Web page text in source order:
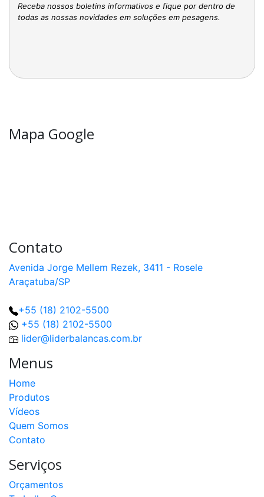
Receba nossos boletins informativos e fique por dentro de
todas as nossas novidades em soluções em pesagens.
Mapa Google
Contato
Avenida Jorge Mellem Rezek, 3411 - Rosele
Araçatuba/SP
+55 (18) 2102-5500
+55 (18) 2102-5500
lider@liderbalancas.com.br
Menus
Home
Produtos
Vídeos
Quem Somos
Contato
Serviços
Orçamentos